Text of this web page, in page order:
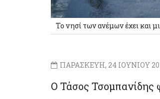
Το νησί των ανέμων έχει και
ΠΑΡΑΣΚΕΥΗ, 24 ΙΟΥΝΙΟΥ
Ο Τάσος Τσομπανίδης